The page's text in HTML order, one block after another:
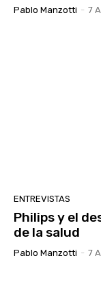
Pablo Manzotti - 7
ENTREVISTAS
Philips y el
de la salud
Pablo Manzotti - 7